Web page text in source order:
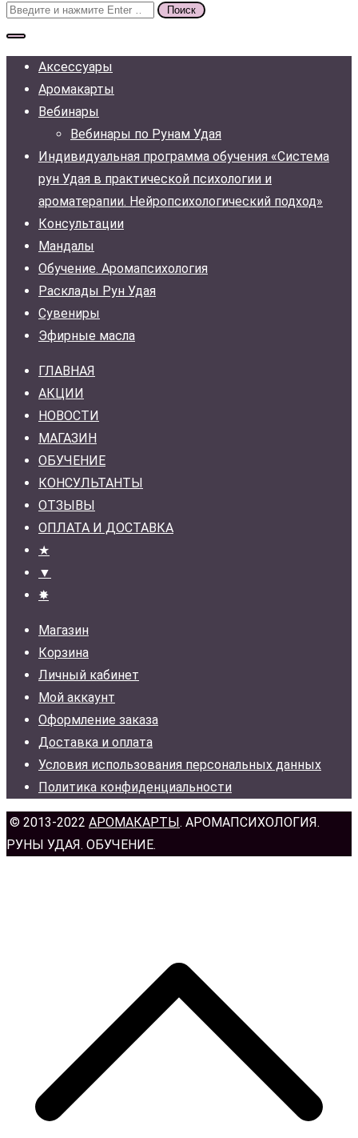
Поиск
для:
Аксессуары
Аромакарты
Вебинары
Вебинары по Рунам Удая
Индивидуальная программа обучения «Система
рун Удая в практической психологии и
ароматерапии. Нейропсихологический подход»
Консультации
Мандалы
Обучение. Аромапсихология
Расклады Рун Удая
Сувениры
Эфирные масла
ГЛАВНАЯ
АКЦИИ
НОВОСТИ
МАГАЗИН
ОБУЧЕНИЕ
КОНСУЛЬТАНТЫ
ОТЗЫВЫ
ОПЛАТА И ДОСТАВКА
★
▼
✸
Магазин
Корзина
Личный кабинет
Мой аккаунт
Оформление заказа
Доставка и оплата
Условия использования персональных данных
Политика конфиденциальности
© 2013-2022 АРОМАКАРТЫ . АРОМАПСИХОЛОГИЯ.
РУНЫ УДАЯ. ОБУЧЕНИЕ.